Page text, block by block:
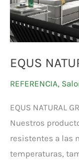
EQUS
REFERENCIA,
EQUS NATURAL
Nuestros
resistentes a las
temperaturas,